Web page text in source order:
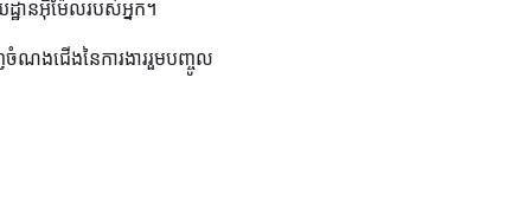
ានអ៊ីម៉ែលរបស់អ្នក។
ចំណងជើងនៃការងាររួមបញ្ចូល